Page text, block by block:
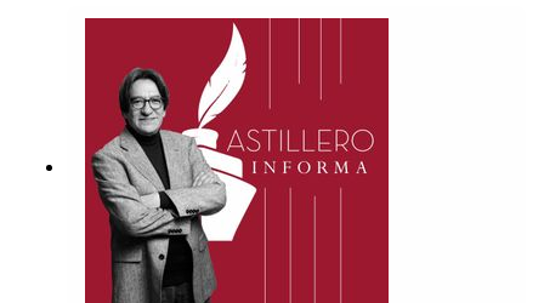
PayPal:https://www.paypal.me/julioastilleroCuent
a para hacer transferencias a cuenta BBVA a
nombre de Julio Hernández López:
1539408017CLABE: 012 320 01539408017
2Tienda:https://julioastillerotienda.com/